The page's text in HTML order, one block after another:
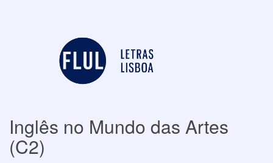
Inglês no Mundo das Artes
(C2)